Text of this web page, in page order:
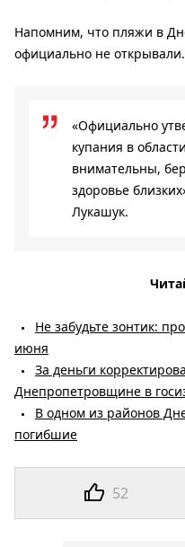
52
Напомним, что пляжи в
официально не открывали.
«Официально
купания в
внимательны,
здоровье
Лукашук.
Не забудьте зонтик:
июня
За деньги
Днепропетровщине в
В одном из районов
погибшие